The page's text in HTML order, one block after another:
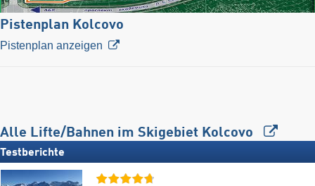
Pistenplan Kolcovo
Pistenplan anzeigen
Alle Lifte/Bahnen im Skigebiet Kolcovo
Testberichte